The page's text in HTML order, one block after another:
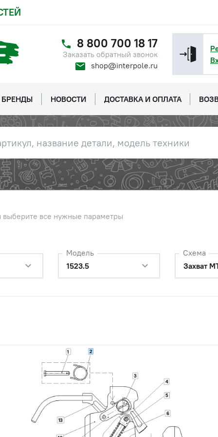
8 800 700 18 17
Заказать обратный звонок
shop@interpole.ru
БРЕНДЫ НОВОСТИ ДОСТАВКА И ОПЛАТА
выберите все нужные параметры
Модель
1523.5
Схема
Захват
1 2
3
4
5
6
13